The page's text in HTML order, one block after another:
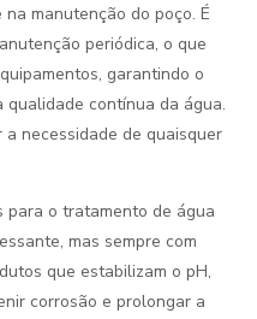
manutenção do poço. É
periódica, o que
garantindo o
contínua da água.
necessidade de quaisquer
para o tratamento de água
mas sempre com
que estabilizam o pH,
corrosão e prolongar a